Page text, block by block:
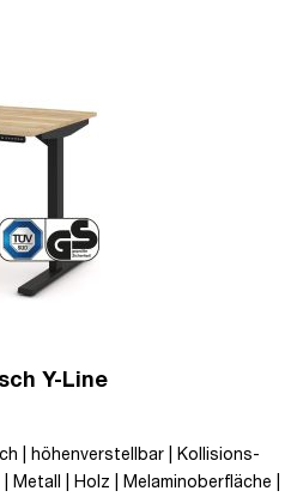
Y-Line
| höhenverstellbar | Kollisions-
| Holz | Melaminoberfläche |